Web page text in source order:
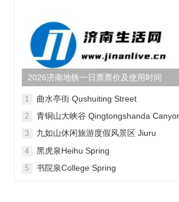
2026济南地铁一日票票价及使用时间
1 曲水亭街 Qushuiting Street
2 青铜山大峡谷 Qingtongshanda
3
九如山休闲旅游度假风景区 Jiuru
4 黑虎泉Heihu Spring
5 书院泉College Spring